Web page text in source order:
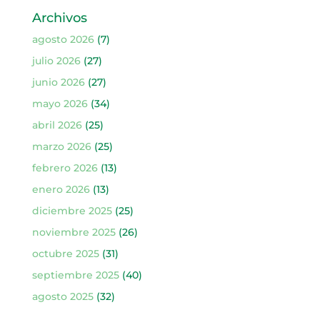
Archivos
agosto 2026(7)
julio 2026(27)
junio 2026(27)
mayo 2026(34)
abril 2026(25)
marzo 2026(25)
febrero 2026(13)
enero 2026(13)
diciembre 2025(25)
noviembre 2025(26)
octubre 2025(31)
septiembre 2025(40)
agosto 2025(32)